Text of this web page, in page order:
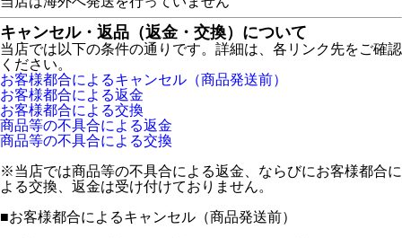
キャンセル・返品（返金・交換）について
当店では以下の条件の通りです。詳細は、各リンク先をご確認
ください。
お客様都合によるキャンセル（商品発送前）
お客様都合による返金
お客様都合による交換
商品等の不具合による返金
商品等の不具合による交換
※当店では商品等の不具合による返金、ならびにお客様都合に
よる交換、返金は受け付けておりません。
■お客様都合によるキャンセル（商品発送前）